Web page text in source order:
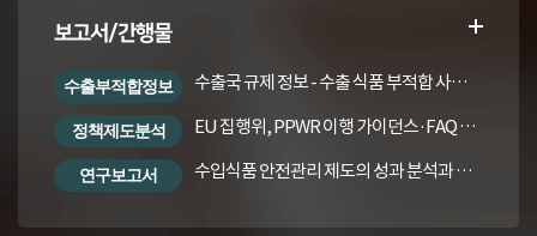
보고서/간행물
수출부적합정보 수출국 규제 정보 - 수출 식품 부적합 사례 및 관련 기준·규격('26년 1분기)
정책제도분석 EU 집행위, PPWR 이행 가이던스·FAQ 번역본
연구보고서 수입식품 안전관리 제도의 성과 분석과 수입식품법령의 재정비 방안